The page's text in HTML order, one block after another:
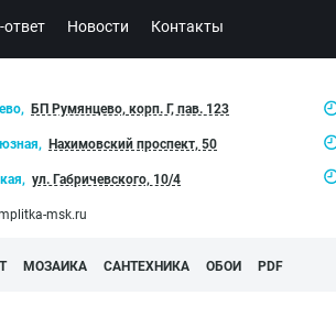
Новости Контакты
БП Румянцево, корп. Г, пав. 123
Нахимовский проспект, 50
ул. Габричевского, 10/4
msk.ru
МОЗАИКА САНТЕХНИКА ОБОИ PDF